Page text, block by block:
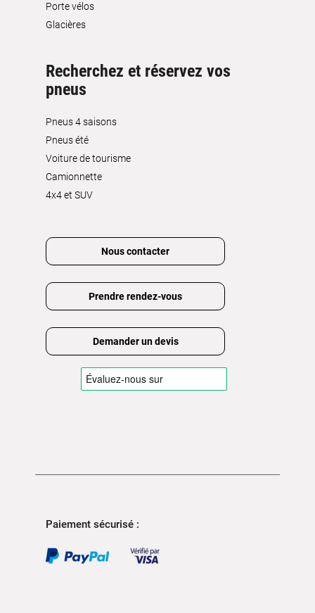
Porte vélos
Glacières
Recherchez et réservez vos
pneus
Pneus 4 saisons
Pneus été
Voiture de tourisme
Camionnette
4x4 et SUV
Nous contacter
Prendre rendez-vous
Demander un devis
Paiement sécurisé :